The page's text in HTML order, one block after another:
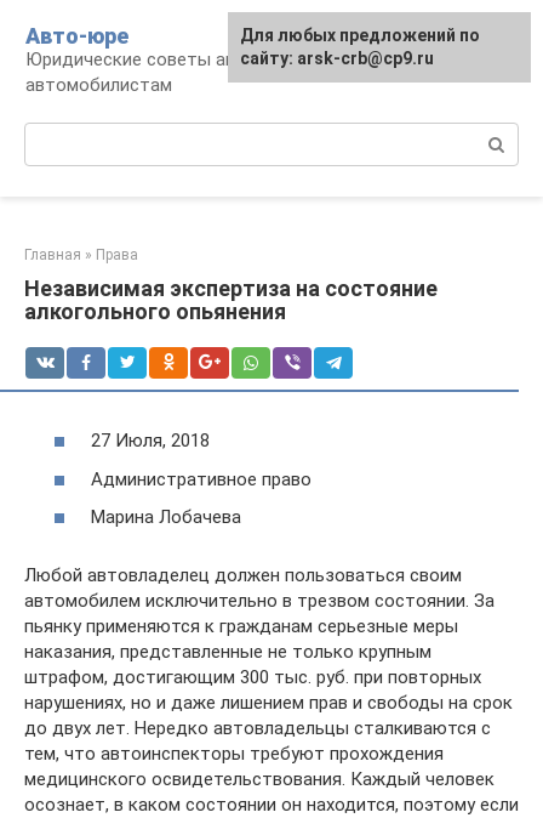
контенту
Авто-юре
Юридические советы автовладельцам и
автомобилистам
Главная » Права
Независимая экспертиза на состояние
алкогольного опьянения
27 Июля, 2018
Административное право
Марина Лобачева
Любой автовладелец должен пользоваться своим
автомобилем исключительно в трезвом состоянии. За
пьянку применяются к гражданам серьезные меры
наказания, представленные не только крупным
штрафом, достигающим 300 тыс. руб. при повторных
нарушениях, но и даже лишением прав и свободы на срок
до двух лет. Нередко автовладельцы сталкиваются с
тем, что автоинспекторы требуют прохождения
медицинского освидетельствования. Каждый человек
осознает, в каком состоянии он находится, поэтому если
Для любых предложений по
сайту: arsk-crb@cp9.ru